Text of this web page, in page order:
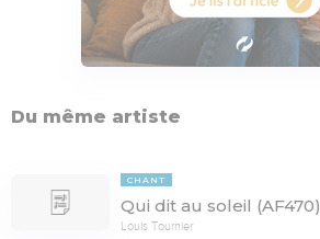
Du même artiste
CHANT
Qui dit au soleil (AF470)
Louis Tournier